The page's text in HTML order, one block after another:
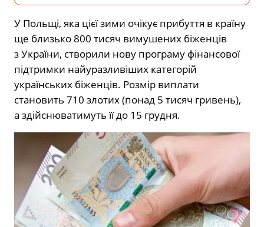
У Польщі, яка цієї зими очікує прибуття в країну
ще близько 800 тисяч вимушених біженців
з України, створили нову програму фінансової
підтримки найуразливіших категорій
українських біженців. Розмір виплати
становить 710 злотих (понад 5 тисяч гривень),
а здійснюватимуть її до 15 грудня.